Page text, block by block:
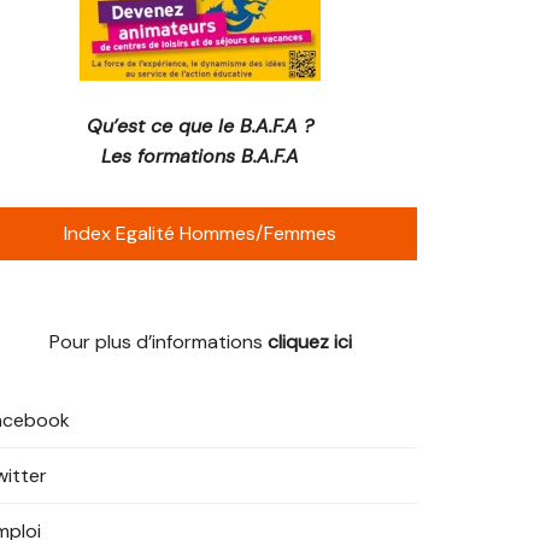
Qu’est ce que le B.A.F.A ?
Les formations B.A.F.A
Index Egalité Hommes/Femmes
Pour plus d’informations cliquez ici